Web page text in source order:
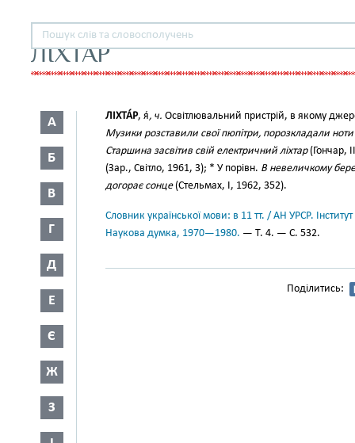
ЛІХТАР
А
Б
В
Г
Д
Е
Є
Ж
З
ЛІХТА́Р, я́, ч. Освітлювальний пристрій, в якому
Музики розставили свої пюпітри, порозкладали ноти
Старшина засвітив свій електричний ліхтар(Гончар,
(Зар., Світло, 1961, 3); * У порівн. В невеличкому
догорає сонце(Стельмах, І, 1962, 352).
Словник української мови: в 11 тт. / АН УРСР.
Наукова думка, 1970—1980. — Т. 4. — С. 532.
Поділитись: